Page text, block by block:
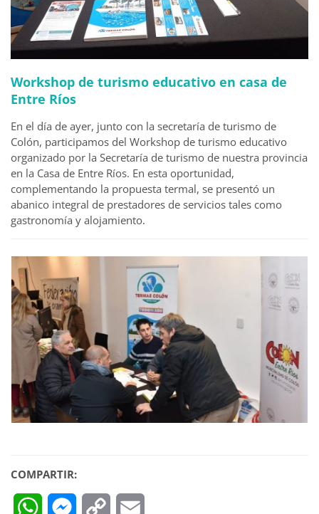
Workshop de turismo educativo en casa de
Entre Ríos
En el día de ayer, junto con la secretaría de turismo de
Colón, participamos del Workshop de turismo educativo
organizado por la Secretaría de turismo de nuestra provincia
en la Casa de Entre Ríos. En esta oportunidad,
complementando la propuesta termal, se presentó un
abanico integral de prestadores de servicios tales como
gastronomía y alojamiento.
COMPARTIR:
WhatsAppMessenger
Copy